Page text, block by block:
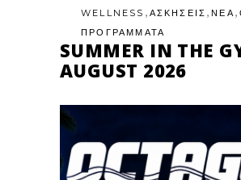
WELLNESS , ΑΣΚΗΣΕΙΣ ,ΝΕΑ ,
ΠΡΟΓΡΑΜΜΑΤΑ
SUMMER IN THE
AUGUST 2026